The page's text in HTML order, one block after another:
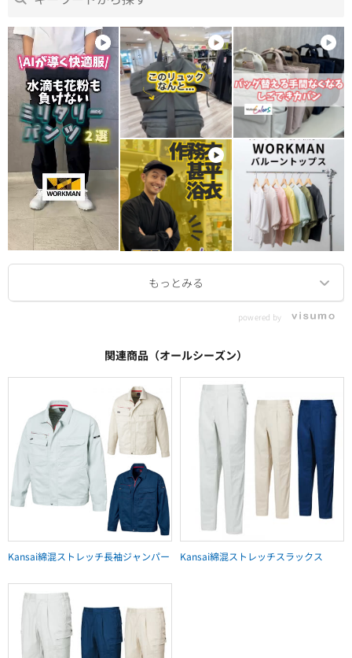
powered by
関連商品（オールシーズン）
Kansai綿混ストレッチ長袖ジャンパー Kansai綿混ストレッチスラックス